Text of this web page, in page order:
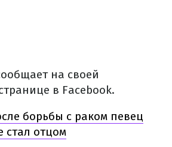
на своей
в Facebook.
борьбы с раком певец
стал отцом